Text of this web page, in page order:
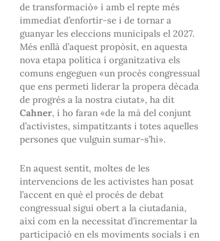
de transformació» i amb el repte més
immediat d’enfortir-se i de tornar a
guanyar les eleccions municipals el 2027.
Més enllà d’aquest propòsit, en aquesta
nova etapa política i organitzativa els
comuns engeguen «un procés congressual
que ens permeti liderar la propera dècada
de progrés a la nostra ciutat», ha dit
Cahner, i ho faran «de la mà del conjunt
d’activistes, simpatitzants i totes aquelles
persones que vulguin sumar-s’hi».
En aquest sentit, moltes de les
intervencions de les activistes han posat
l’accent en què el procés de debat
congressual sigui obert a la ciutadania,
així com en la necessitat d’incrementar la
participació en els moviments socials i en